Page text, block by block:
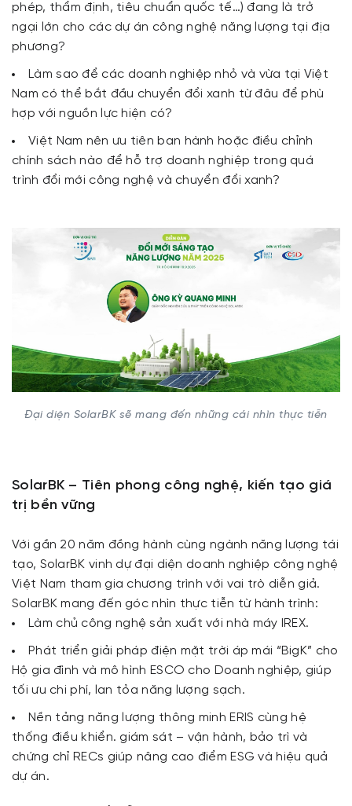
phép, thẩm định, tiêu chuẩn quốc tế…) đang là trở
ngại lớn cho các dự án công nghệ năng lượng tại địa
phương?
Làm sao để các doanh nghiệp nhỏ và vừa tại Việt
Nam có thể bắt đầu chuyển đổi xanh từ đâu để phù
hợp với nguồn lực hiện có?
Việt Nam nên ưu tiên ban hành hoặc điều chỉnh
chính sách nào để hỗ trợ doanh nghiệp trong quá
trình đổi mới công nghệ và chuyển đổi xanh?
Đại diện SolarBK sẽ mang đến những cái nhìn thực tiễn
SolarBK – Tiên phong công nghệ, kiến tạo giá
trị bền vững
Với gần 20 năm đồng hành cùng ngành năng lượng tái
tạo, SolarBK vinh dự đại diện doanh nghiệp công nghệ
Việt Nam tham gia chương trình với vai trò diễn giả.
SolarBK mang đến góc nhìn thực tiễn từ hành trình:
Làm chủ công nghệ sản xuất với nhà máy IREX.
Phát triển giải pháp điện mặt trời áp mái “BigK” cho
Hộ gia đình và mô hình ESCO cho Doanh nghiệp, giúp
tối ưu chi phí, lan tỏa năng lượng sạch.
Nền tảng năng lượng thông minh ERIS cùng hệ
thống điều khiển. giám sát – vận hành, bảo trì và
chứng chỉ RECs giúp nâng cao điểm ESG và hiệu quả
dự án.